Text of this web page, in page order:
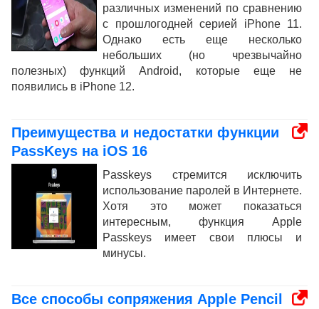
различных изменений по сравнению
с прошлогодней серией iPhone 11.
Однако есть еще несколько
небольших (но чрезвычайно
полезных) функций Android, которые еще не
появились в iPhone 12.
Преимущества и недостатки функции
PassKeys на iOS 16
Passkeys стремится исключить
использование паролей в Интернете.
Хотя это может показаться
интересным, функция Apple
Passkeys имеет свои плюсы и
минусы.
Все способы сопряжения Apple Pencil